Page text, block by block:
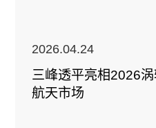
2026.04.24
三峰透平亮相2026
航天市场